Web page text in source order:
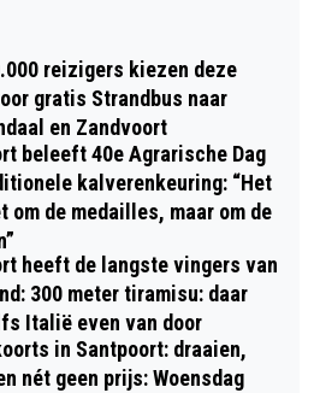
– BEN VAN
WAT HIJ
reizigers kiezen deze
gratis Strandbus naar
en Zandvoort
beleeft 40e Agrarische Dag
kalverenkeuring: “Het
om de medailles, maar om de
heeft de langste vingers van
300 meter tiramisu: daar
Italië even van door
in Santpoort: draaien,
nét geen prijs: Woensdag